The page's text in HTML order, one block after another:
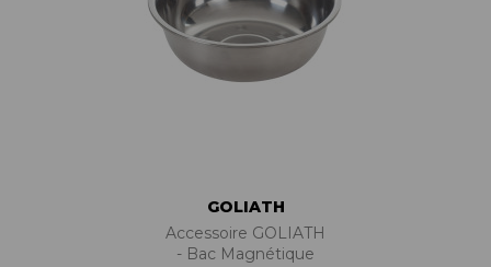
GOLIATH
Accessoire GOLIATH
- Bac Magnétique